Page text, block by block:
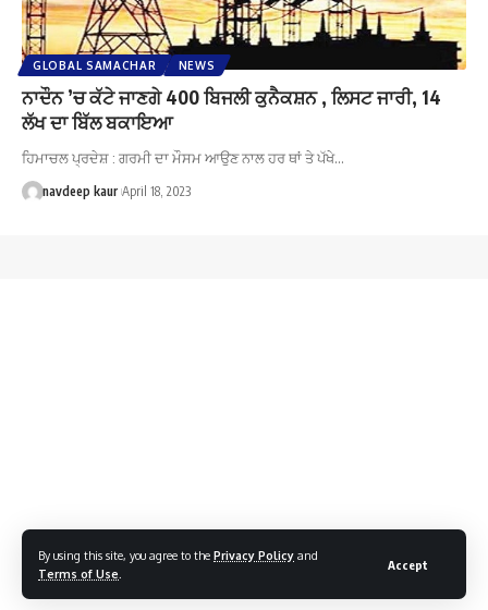
By using this site, you agree to the Privacy Policy and
Terms of Use
Accept
GLOBAL SAMACHAR NEWS
ਨਾਦੌਨ ’ਚ ਕੱਟੇ ਜਾਣਗੇ 400 ਬਿਜਲੀ ਕੁਨੈਕਸ਼ਨ , ਲਿਸਟ ਜਾਰੀ, 14
ਲੱਖ ਦਾ ਬਿੱਲ ਬਕਾਇਆ
ਹਿਮਾਚਲ ਪ੍ਰਦੇਸ਼ : ਗਰਮੀ ਦਾ ਮੌਸਮ ਆਉਣ ਨਾਲ ਹਰ ਥਾਂ ਤੇ ਪੱਖੇ…
navdeep kaur April 18, 2023